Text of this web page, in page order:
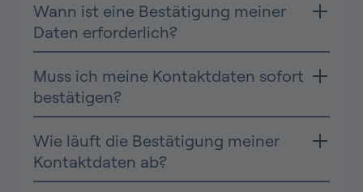
Wann ist eine Bestätigung meiner
Daten erforderlich?
Muss ich meine Kontaktdaten sofort
bestätigen?
Wie läuft die Bestätigung meiner
Kontaktdaten ab?